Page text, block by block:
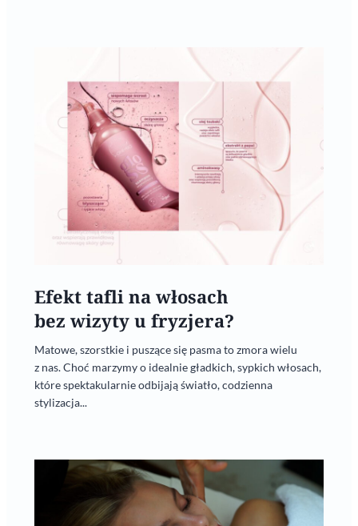
Efekt tafli na włosach
bez wizyty u fryzjera?
Matowe, szorstkie i puszące się pasma to zmora wielu
z nas. Choć marzymy o idealnie gładkich, sypkich włosach,
które spektakularnie odbijają światło, codzienna
stylizacja...